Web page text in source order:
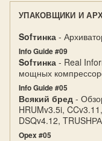
УПАКОВЩИКИ И
Sofтинка -
Info Guide #09
Sofтинка - Real
мощных
Info Guide #05
Всякий бред -
HRUMv3.5i,
DSQv4.12,
Opex #05